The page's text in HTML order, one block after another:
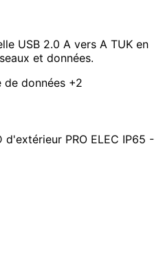
USB 2.0 A vers A TUK en
et données.
de données +2
d'extérieur PRO ELEC IP65 -